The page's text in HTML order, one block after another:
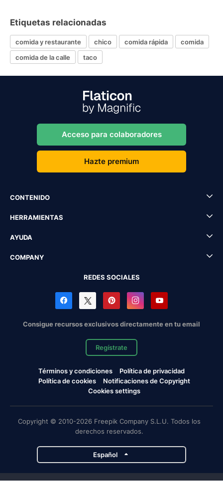
Etiquetas relacionadas
comida y restaurante chico comida rápida
comida
comida de la calle
taco
Acceso para colaboradores
Hazte premium
CONTENIDO
HERRAMIENTAS
AYUDA
COMPANY
REDES SOCIALES
Consigue recursos exclusivos directamente en tu email
Regístrate
Términos y condiciones
Política de privacidad
Política de cookies
Notificaciones de Copyright
Cookies settings
Copyright © 2010-2026 Freepik Company S.L.U. Todos los
derechos reservados.
Español